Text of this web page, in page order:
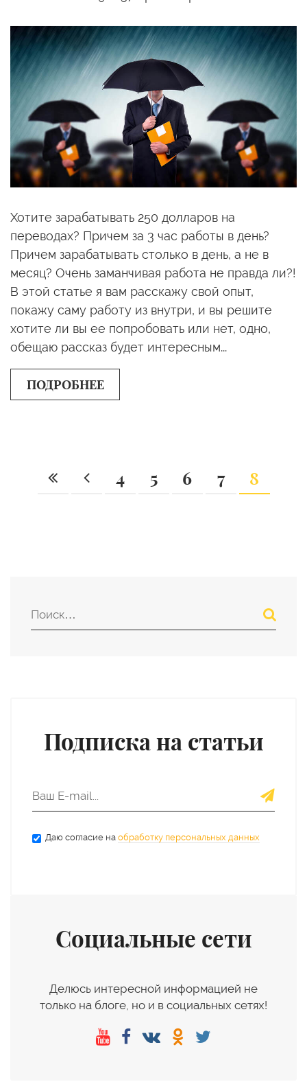
Хотите зарабатывать 250 долларов на
переводах? Причем за 3 час работы в день?
Причем зарабатывать столько в день, а не в
месяц? Очень заманчивая работа не правда ли?!
В этой статье я вам расскажу свой опыт,
покажу саму работу из внутри, и вы решите
хотите ли вы ее попробовать или нет, одно,
обещаю рассказ будет интересным...
ПОДРОБНЕЕ
4 5 6 7 8
Подписка на статьи
Даю согласие наобработку персональных данных
Социальные сети
Делюсь интересной информацией не
только на блоге, но и в социальных сетях!